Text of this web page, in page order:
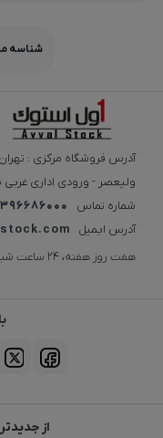
شناسه
آدرس فروشگاه مرکزی :
ولیعصر - ورودی اداری غربی
شماره تماس
آدرس ایمیل
هفت روز هفته، ۲۴ ساعت شبانه‌روز پاسخگوی شما هستیم.
از